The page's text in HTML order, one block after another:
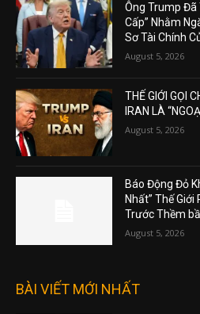
Ông Trump Đã
Cấp” Nhằm
Sơ Tài Chính
August 5, 2026
THẾ GIỚI GỌI
IRAN LÀ
August 5, 2026
Báo Động Đỏ
Nhất” Thế
Trước Thềm
August 5, 2026
BÀI VIẾT MỚI NHẤT